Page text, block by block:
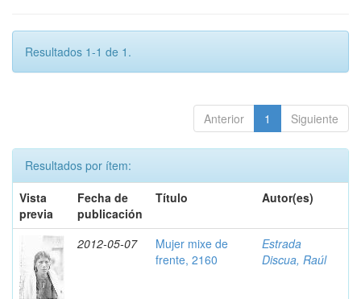
Resultados 1-1 de 1.
Anterior 1 Siguiente
Resultados por ítem:
Vista
previa
Fecha de
publicación
Título Autor(es)
2012-05-07
Mujer mixe de
frente, 2160
Estrada
Discua, Raúl